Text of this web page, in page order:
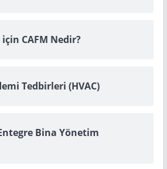
CAFM Nedir?
Tedbirleri (HVAC)
Bina Yönetim